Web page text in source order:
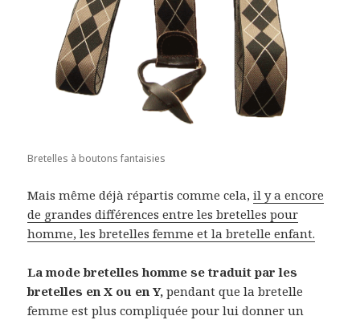
Bretelles à boutons fantaisies
Mais même déjà répartis comme cela,il y a encore
de grandes différences entre les bretelles pour
homme, les bretelles femme et la bretelle enfant.
La mode bretelles homme se traduit par les
bretelles en X ou en Y, pendant que la bretelle
femme est plus compliquée pour lui donner un